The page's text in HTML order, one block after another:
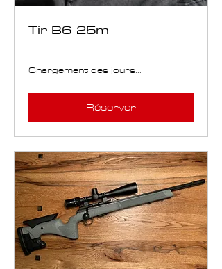
Tir B6 25m
Chargement des jours...
Réserver